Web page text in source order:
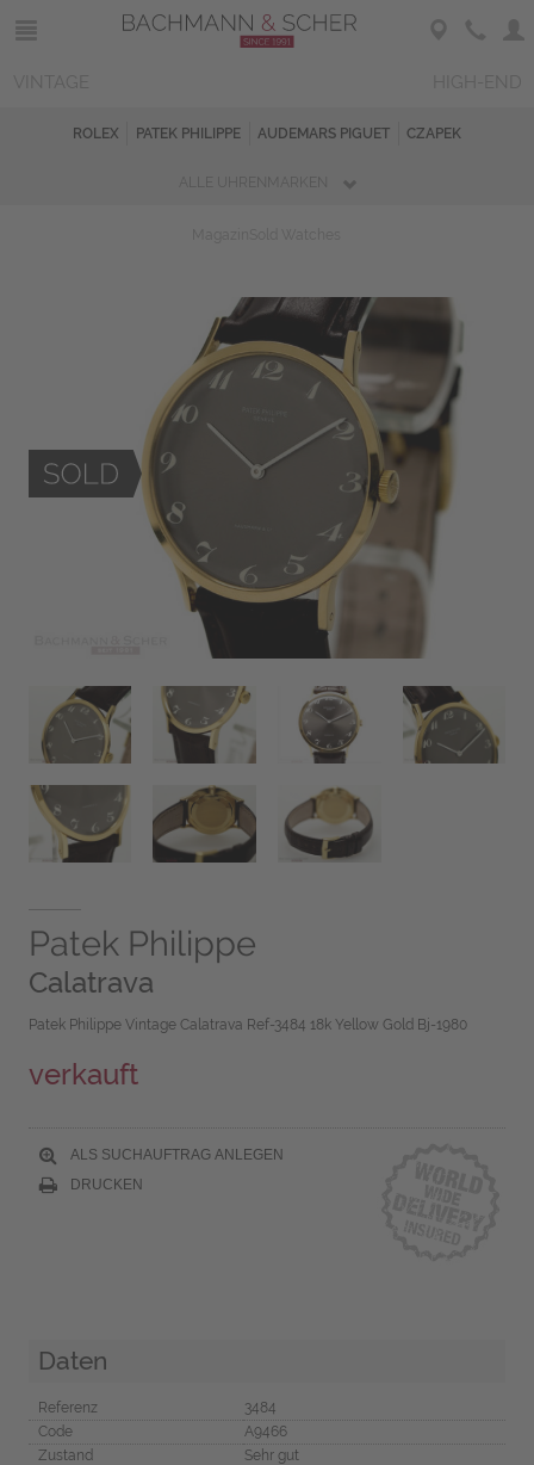
ROLEX PATEK PHILIPPE AUDEMARS PIGUET CZAPEK
Patek Philippe
Calatrava
Patek Philippe Vintage Calatrava Ref-3484 18k Yellow Gold Bj-1980
verkauft
ALS SUCHAUFTRAG ANLEGEN
DRUCKEN
Daten
Referenz
3484
Code
A9466
Zustand
Sehr gut